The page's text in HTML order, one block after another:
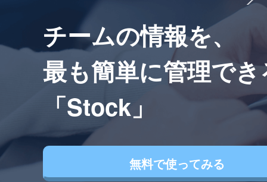
チームの情報を、
最も簡単に管理で
「Stock」
無料で使ってみる